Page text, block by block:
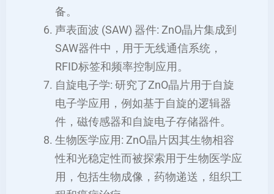
备。
声表面波 (SAW) 器件: ZnO晶片集成到
SAW器件中，用于无线通信系统，
RFID标签和频率控制应用。
自旋电子学: 研究了ZnO晶片用于自旋
电子学应用，例如基于自旋的逻辑器
件，磁传感器和自旋电子存储器件。
生物医学应用: ZnO晶片因其生物相容
性和光稳定性而被探索用于生物医学应
用，包括生物成像，药物递送，组织工